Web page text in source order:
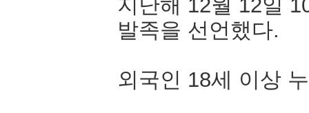
지난해 12월 12일
발족을 선언했다.
외국인 18세 이상